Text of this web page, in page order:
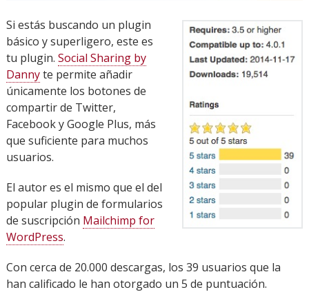
Si estás buscando un plugin
básico y superligero, este es
tu plugin. Social Sharing by
Dannyte permite añadir
únicamente los botones de
compartir de Twitter,
Facebook y Google Plus, más
que suficiente para muchos
usuarios.
El autor es el mismo que el del
popular plugin de formularios
de suscripción Mailchimp for
WordPress.
Con cerca de 20.000 descargas, los 39 usuarios que la
han calificado le han otorgado un 5 de puntuación.